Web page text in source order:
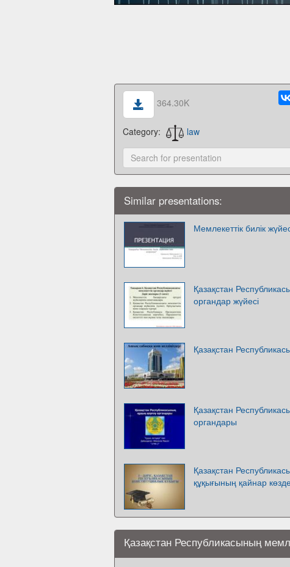
364.30K
Category: law
Similar presentations:
Мемлекеттік билік
Қазақстан
органдар жүйесі
Қазақстан
Қазақстан
органдары
Қазақстан
құқығының қайнар
Қазақстан Республикасының